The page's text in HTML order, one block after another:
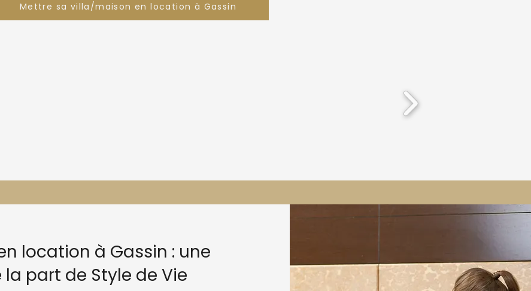
Mettre sa villa/maison en location à Gassin
location à Gassin : une
part de Style de Vie